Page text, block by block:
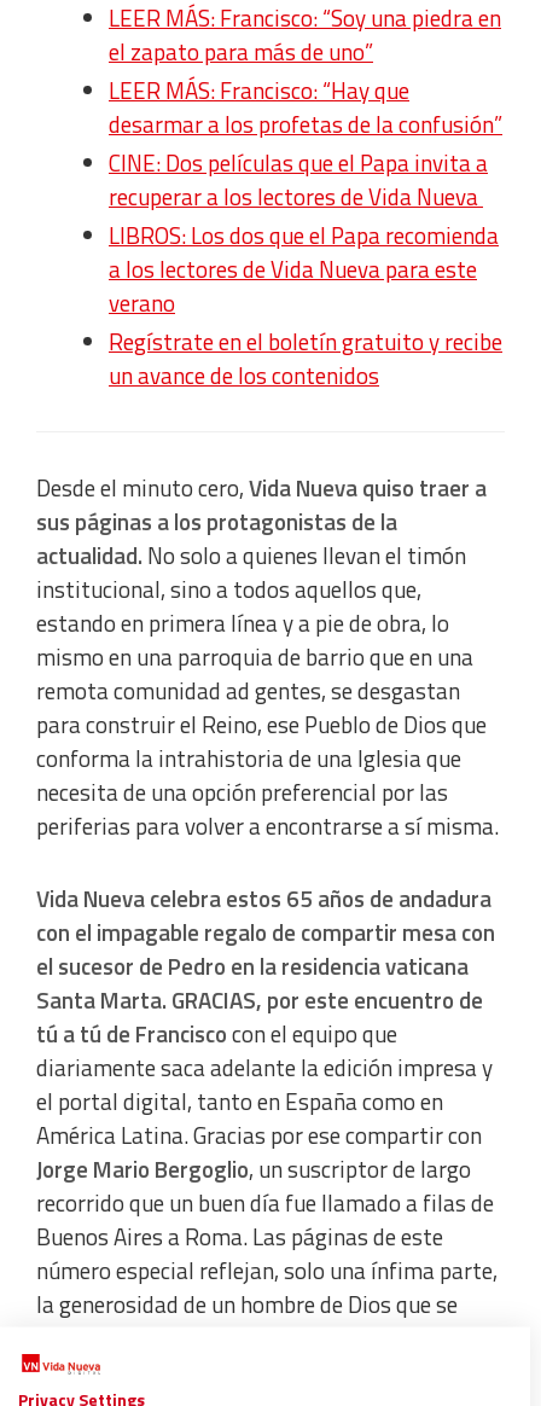
LEER MÁS: Francisco: “Soy una piedra en
el zapato para más de uno”
LEER MÁS: Francisco: “Hay que
desarmar a los profetas de la confusión”
CINE: Dos películas que el Papa invita a
recuperar a los lectores de Vida Nueva
LIBROS: Los dos que el Papa recomienda
a los lectores de Vida Nueva para este
verano
Regístrate en el boletín gratuito y recibe
un avance de los contenidos
Desde el minuto cero,Vida Nueva quiso traer a
sus páginas a los protagonistas de la
actualidad. No solo a quienes llevan el timón
institucional, sino a todos aquellos que,
estando en primera línea y a pie de obra, lo
mismo en una parroquia de barrio que en una
remota comunidad ad gentes, se desgastan
para construir el Reino, ese Pueblo de Dios que
conforma la intrahistoria de una Iglesia que
necesita de una opción preferencial por las
periferias para volver a encontrarse a sí misma.
Vida Nueva celebra estos 65 años de andadura
con el impagable regalo de compartir mesa con
el sucesor de Pedro en la residencia vaticana
Santa Marta. GRACIAS, por este encuentro de
tú a tú de Franciscocon el equipo que
diariamente saca adelante la edición impresa y
el portal digital, tanto en España como en
América Latina. Gracias por ese compartir con
Jorge Mario Bergoglio, un suscriptor de largo
recorrido que un buen día fue llamado a filas de
Buenos Aires a Roma. Las páginas de este
número especial reflejan, solo una ínfima parte,
la generosidad de un hombre de Dios que se
mismo reconoce con ese buen humor regado por
Privacy Settings